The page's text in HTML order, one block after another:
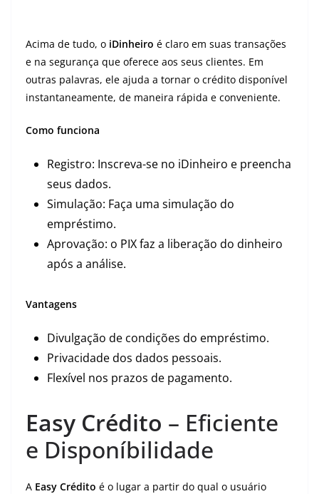
Acima de tudo, o iDinheiro é claro em suas transações
e na segurança que oferece aos seus clientes. Em
outras palavras, ele ajuda a tornar o crédito disponível
instantaneamente, de maneira rápida e conveniente.
Como funciona
Registro: Inscreva-se no iDinheiro e preencha
seus dados.
Simulação: Faça uma simulação do
empréstimo.
Aprovação: o PIX faz a liberação do dinheiro
após a análise.
Vantagens
Divulgação de condições do empréstimo.
Privacidade dos dados pessoais.
Flexível nos prazos de pagamento.
Easy Crédito – Eficiente
e Disponíbilidade
A Easy Crédito é o lugar a partir do qual o usuário